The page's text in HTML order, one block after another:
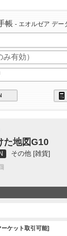
帳 - エオルゼア デー
た地図G10
その他 [雑貨]
ーケット取引可能]